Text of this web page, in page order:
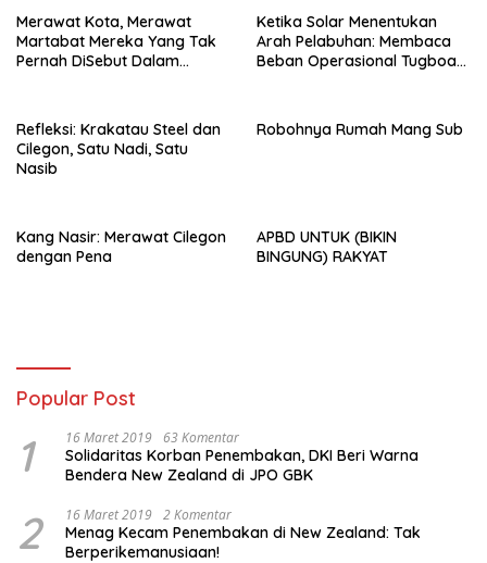
Merawat Kota, Merawat
Martabat Mereka Yang Tak
Pernah DiSebut Dalam
Persimpangan”
Ketika Solar Menentukan
Arah Pelabuhan: Membaca
Beban Operasional Tugboat
Refleksi: Krakatau Steel dan
Cilegon, Satu Nadi, Satu
Nasib
Robohnya Rumah Mang Sub
Kang Nasir: Merawat Cilegon
dengan Pena
APBD UNTUK (BIKIN
BINGUNG) RAKYAT
Popular Post
1 16 Maret 2019 63 Komentar
Solidaritas Korban Penembakan, DKI Beri Warna
Bendera New Zealand di JPO GBK
2 16 Maret 2019 2 Komentar
Menag Kecam Penembakan di New Zealand: Tak
Berperikemanusiaan!